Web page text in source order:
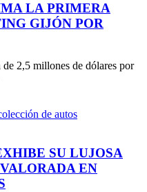
LA PRIMERA
GIJÓN POR
2,5 millones de dólares por
SU LUJOSA
EN